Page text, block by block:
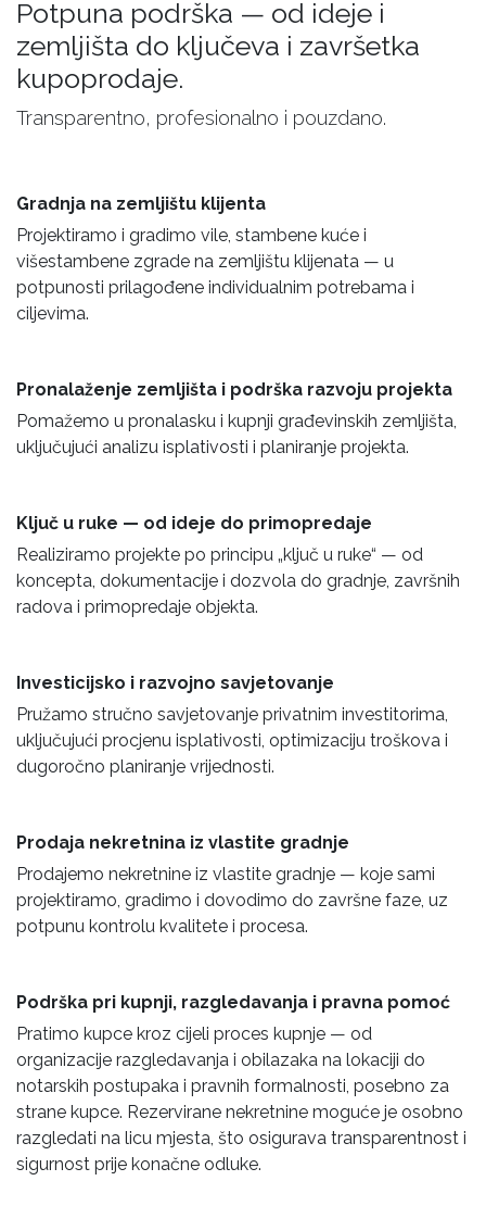
Potpuna podrška — od ideje i
zemljišta do ključeva i završetka
kupoprodaje.
Transparentno, profesionalno i pouzdano.
Gradnja na zemljištu klijenta
Projektiramo i gradimo vile, stambene kuće i
višestambene zgrade na zemljištu klijenata — u
potpunosti prilagođene individualnim potrebama i
ciljevima.
Pronalaženje zemljišta i podrška razvoju projekta
Pomažemo u pronalasku i kupnji građevinskih zemljišta,
uključujući analizu isplativosti i planiranje projekta.
Ključ u ruke — od ideje do primopredaje
Realiziramo projekte po principu „ključ u ruke“ — od
koncepta, dokumentacije i dozvola do gradnje, završnih
radova i primopredaje objekta.
Investicijsko i razvojno savjetovanje
Pružamo stručno savjetovanje privatnim investitorima,
uključujući procjenu isplativosti, optimizaciju troškova i
dugoročno planiranje vrijednosti.
Prodaja nekretnina iz vlastite gradnje
Prodajemo nekretnine iz vlastite gradnje — koje sami
projektiramo, gradimo i dovodimo do završne faze, uz
potpunu kontrolu kvalitete i procesa.
Podrška pri kupnji, razgledavanja i pravna pomoć
Pratimo kupce kroz cijeli proces kupnje — od
organizacije razgledavanja i obilazaka na lokaciji do
notarskih postupaka i pravnih formalnosti, posebno za
strane kupce. Rezervirane nekretnine moguće je osobno
razgledati na licu mjesta, što osigurava transparentnost i
sigurnost prije konačne odluke.